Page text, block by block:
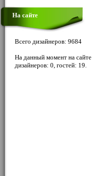
На сайте
Всего дизайнеров: 9684
На данный момент на сайте
дизайнеров: 0, гостей: 19.